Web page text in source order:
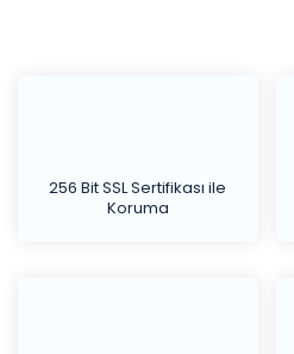
256 Bit SSL Sertifikası ile
Koruma